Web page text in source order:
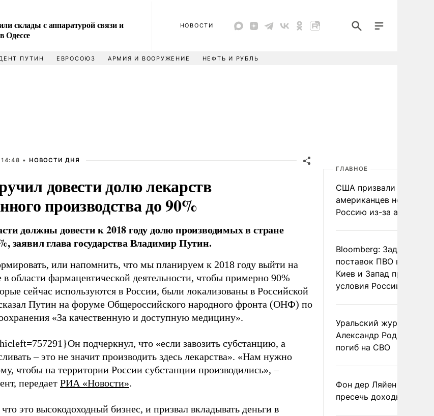
склады с аппаратурой связи и
Одессе
НОВОСТИ
ПУТИН ЕВРОСОЮЗ АРМИЯ И ВООРУЖЕНИЕ НЕФТЬ И РУБЛЬ
• НОВОСТИ ДНЯ
довести долю лекарств
производства до 90%
должны довести к 2018 году долю производимых в стране
заявил глава государства Владимир Путин.
или напомнить, что мы планируем к 2018 году выйти на
в области фармацевтической деятельности, чтобы примерно 90%
сейчас используются в России, были локализованы в Российской
Путин на форуме Общероссийского народного фронта (ОНФ) по
«За качественную и доступную медицину».
подчеркнул, что «если завозить субстанцию, а
– это не значит производить здесь лекарства». «Нам нужно
чтобы на территории России субстанции производились», –
передает РИА «Новости».
это высокодоходный бизнес, и призвал вкладывать деньги в
ГЛАВНОЕ
США призвали
американцев не
Россию из-за атак ВСУ
Bloomberg: Задержка
поставок ПВО вынудит
Киев и Запад принять
условия России
Уральский журналист
Александр Родионов
погиб на СВО
Фон дер Ляйен
пресечь доходы России